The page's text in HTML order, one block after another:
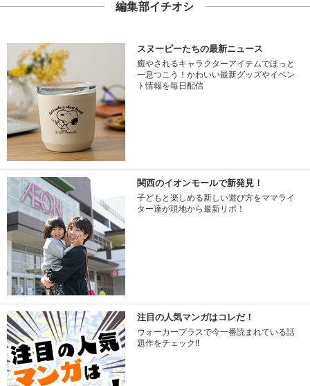
編集部イチオシ
スヌーピーたちの最新ニュース
癒やされるキャラクターアイテムでほっと
一息つこう！かわいい最新グッズやイベン
ト情報を毎日配信
関西のイオンモールで新発見！
子どもと楽しめる新しい遊び方をママライ
ター達が現地から最新リポ！
注目の人気マンガはコレだ！
ウォーカープラスで今一番読まれている話
題作をチェック!!